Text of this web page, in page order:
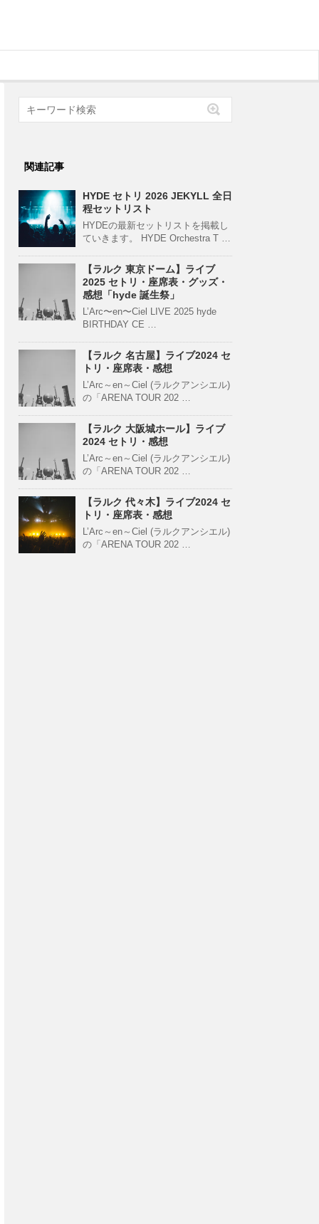
関連記事
HYDE セトリ 2026 JEKYLL 全日
程セットリスト
HYDEの最新セットリストを掲載し
ていきます。 HYDE Orchestra T …
【ラルク 東京ドーム】ライブ
2025 セトリ・座席表・グッズ・
感想「hyde 誕生祭」
L’Arc〜en〜Ciel LIVE 2025 hyde
BIRTHDAY CE …
【ラルク 名古屋】ライブ2024 セ
トリ・座席表・感想
L’Arc～en～Ciel (ラルクアンシエル)
の「ARENA TOUR 202 …
【ラルク 大阪城ホール】ライブ
2024 セトリ・感想
L’Arc～en～Ciel (ラルクアンシエル)
の「ARENA TOUR 202 …
【ラルク 代々木】ライブ2024 セ
トリ・座席表・感想
L’Arc～en～Ciel (ラルクアンシエル)
の「ARENA TOUR 202 …